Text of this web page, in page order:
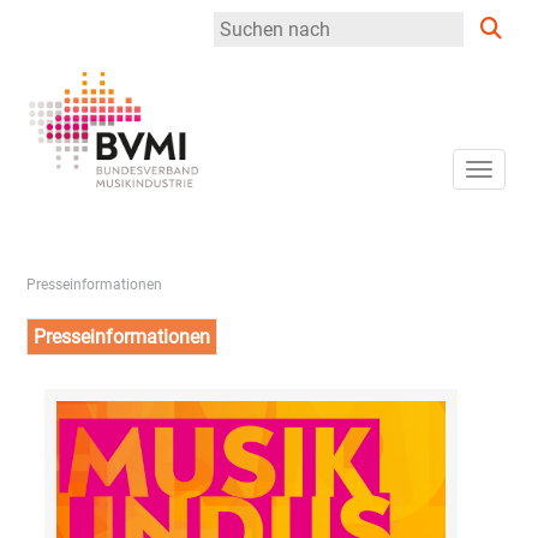
Presseinformationen
Presseinformationen